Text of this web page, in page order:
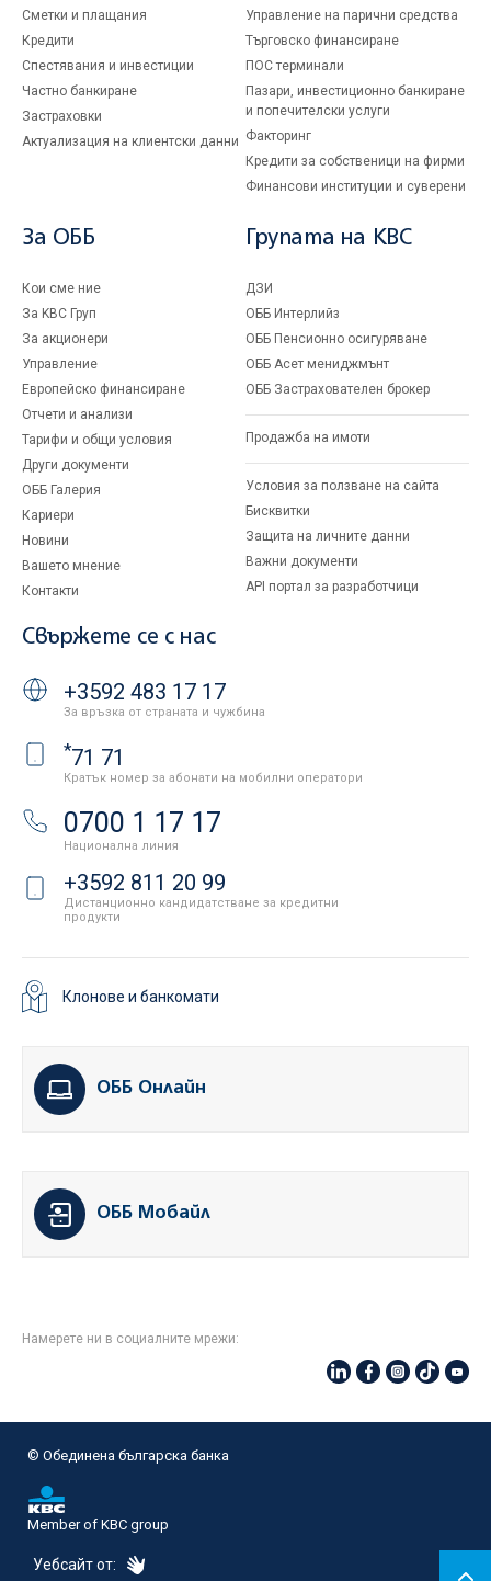
Сметки и плащания
Кредити
Спестявания и инвестиции
Частно банкиране
Застраховки
Актуализация на клиентски данни
Управление на парични средства
Търговско финансиране
ПОС терминали
Пазари, инвестиционно банкиране
и попечителски услуги
Факторинг
Кредити за собственици на фирми
Финансови институции и суверени
За ОББ
Кои сме ние
За KBC Груп
За акционери
Управление
Европейско финансиране
Отчети и анализи
Тарифи и общи условия
Други документи
ОББ Галерия
Кариери
Новини
Вашето мнение
Контакти
Групата на KBC
ДЗИ
ОББ Интерлийз
ОББ Пенсионно осигуряване
ОББ Асет мениджмънт
ОББ Застрахователен брокер
Продажба на имоти
Условия за ползване на сайта
Бисквитки
Защита на личните данни
Важни документи
API портал за разработчици
Свържете се с нас
+3592 483 17 17
За връзка от страната и чужбина
*71 71
Кратък номер за абонати на мобилни оператори
0700 1 17 17
Национална линия
+3592 811 20 99
Дистанционно кандидатстване за кредитни
продукти
Клонове и банкомати
ОББ Онлайн
ОББ Мобайл
Намерете ни в социалните мрежи:
© Oбединена българска банка
Member of KBC group
Уебсайт от: eDesign